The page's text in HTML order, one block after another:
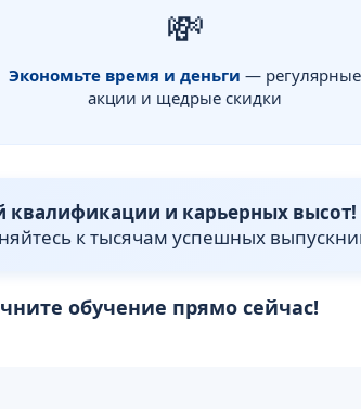
💸
Экономьте время и деньги — регулярные
акции и щедрые скидки
квалификации и карьерных высот!
к тысячам успешных
обучение прямо сейчас!